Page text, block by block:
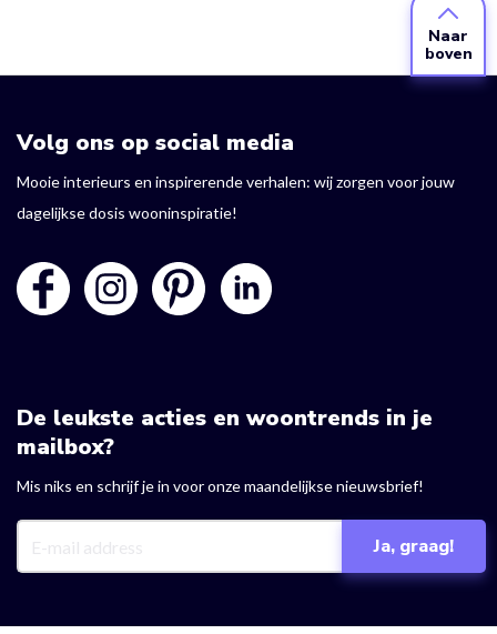
Naar
boven
Volg ons op social media
Mooie interieurs en inspirerende verhalen: wij zorgen voor jouw
dagelijkse dosis wooninspiratie!
De leukste acties en woontrends in je
mailbox?
Mis niks en schrijf je in voor onze maandelijkse nieuwsbrief!